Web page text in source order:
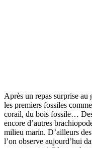
Après un repas surprise au
les premiers fossiles
corail, du bois fossile…
encore d’autres
milieu marin. D’ailleurs
l’on observe aujourd’hui